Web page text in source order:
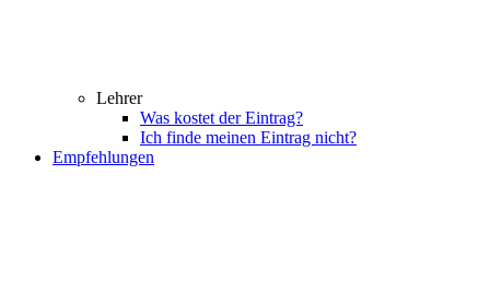
Lehrer
Was kostet der Eintrag?
Ich finde meinen Eintrag nicht?
Empfehlungen